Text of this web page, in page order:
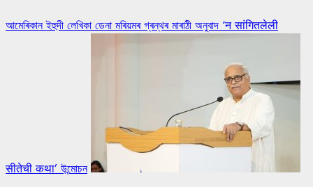
আমেৰিকান ইহুদী লেখিকা ডেনা মৰিয়মৰ গ্ৰন্থৰ মাৰাঠী অনুবাদ ‘न सांगितलेली
सीतेची कथा’ উন্মোচন